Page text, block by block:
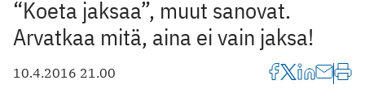
“Koeta jaksaa”, muut sanovat.
Arvatkaa mitä, aina ei vain jaksa!
10.4.2016 21.00